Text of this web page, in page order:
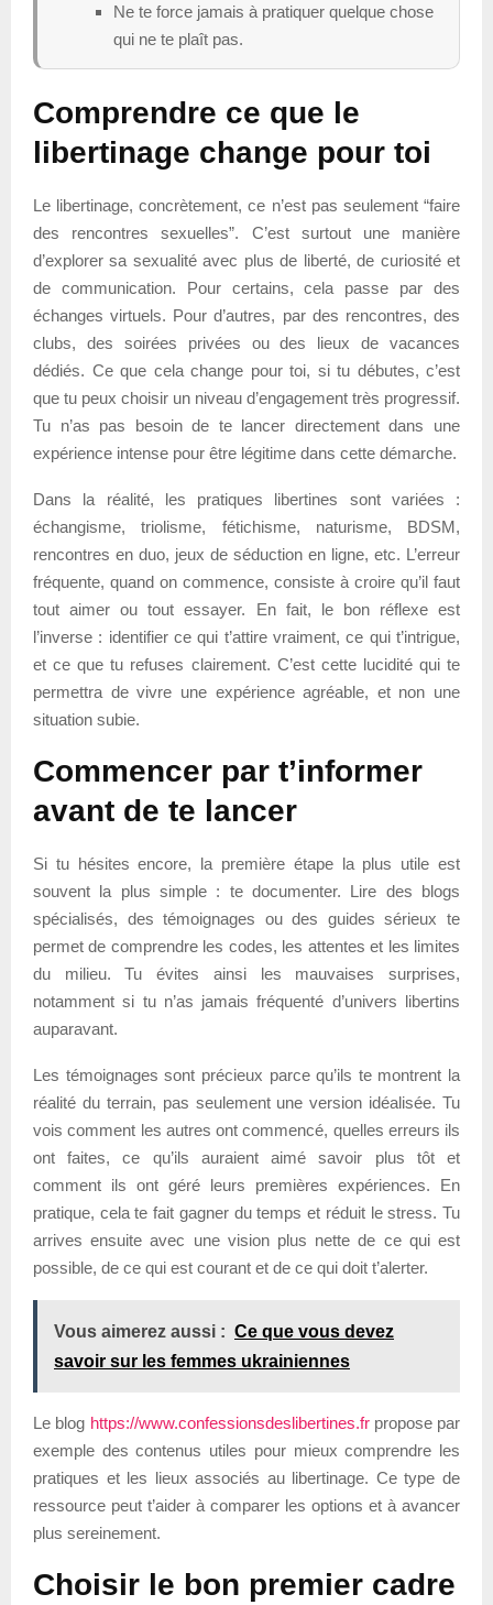
Ne te force jamais à pratiquer quelque chose
qui ne te plaît pas.
Comprendre ce que le
libertinage change pour toi
Le libertinage, concrètement, ce n’est pas seulement “faire
des rencontres sexuelles”. C’est surtout une manière
d’explorer sa sexualité avec plus de liberté, de curiosité et
de communication. Pour certains, cela passe par des
échanges virtuels. Pour d’autres, par des rencontres, des
clubs, des soirées privées ou des lieux de vacances
dédiés. Ce que cela change pour toi, si tu débutes, c’est
que tu peux choisir un niveau d’engagement très progressif.
Tu n’as pas besoin de te lancer directement dans une
expérience intense pour être légitime dans cette démarche.
Dans la réalité, les pratiques libertines sont variées :
échangisme, triolisme, fétichisme, naturisme, BDSM,
rencontres en duo, jeux de séduction en ligne, etc. L’erreur
fréquente, quand on commence, consiste à croire qu’il faut
tout aimer ou tout essayer. En fait, le bon réflexe est
l’inverse : identifier ce qui t’attire vraiment, ce qui t’intrigue,
et ce que tu refuses clairement. C’est cette lucidité qui te
permettra de vivre une expérience agréable, et non une
situation subie.
Commencer par t’informer
avant de te lancer
Si tu hésites encore, la première étape la plus utile est
souvent la plus simple : te documenter. Lire des blogs
spécialisés, des témoignages ou des guides sérieux te
permet de comprendre les codes, les attentes et les limites
du milieu. Tu évites ainsi les mauvaises surprises,
notamment si tu n’as jamais fréquenté d’univers libertins
auparavant.
Les témoignages sont précieux parce qu’ils te montrent la
réalité du terrain, pas seulement une version idéalisée. Tu
vois comment les autres ont commencé, quelles erreurs ils
ont faites, ce qu’ils auraient aimé savoir plus tôt et
comment ils ont géré leurs premières expériences. En
pratique, cela te fait gagner du temps et réduit le stress. Tu
arrives ensuite avec une vision plus nette de ce qui est
possible, de ce qui est courant et de ce qui doit t’alerter.
Vous aimerez aussi : Ce que vous devez
savoir sur les femmes ukrainiennes
Le blog https://www.confessionsdeslibertines.frpropose par
exemple des contenus utiles pour mieux comprendre les
pratiques et les lieux associés au libertinage. Ce type de
ressource peut t’aider à comparer les options et à avancer
plus sereinement.
Choisir le bon premier cadre